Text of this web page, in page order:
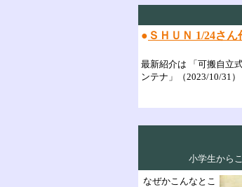
● ＳＨＵＮ 1/24さん
最新紹介は 「可搬自立
ンテナ」（2023/10/31）
小学生から
なぜかこんなとこ